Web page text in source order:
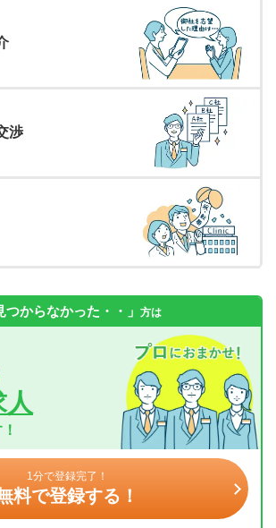
渉
つからなかった・・」 方は
1分で登録完了！
料で登録する！